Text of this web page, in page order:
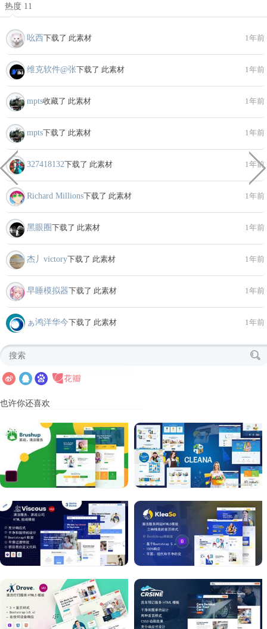
热度 11
吆西下载了 此素材 1年前
维克软件@张下载了 此素材 1年前
mpts收藏了 此素材 1年前
mpts下载了 此素材 1年前
327418132下载了 此素材 1年前
Richard Millions下载了 此素材 1年前
黑眼圈下载了 此素材 1年前
杰丿victory下载了 此素材 1年前
早睡模拟器下载了 此素材 1年前
ぁ鸿洋华今下载了 此素材 1年前
也许你还喜欢